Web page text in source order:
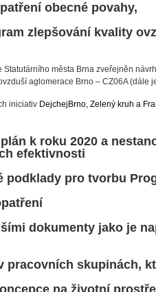
obecné povahy,
zlepšování kvality
města Brna zveřejněn
aglomerace Brno – CZ06A (dále
iniciativ DejchejBrno, Zelený kruh a
k roku 2020 a
efektivnosti
podklady pro tvorbu
dokumenty jako je
pracovních skupinách,
na životní